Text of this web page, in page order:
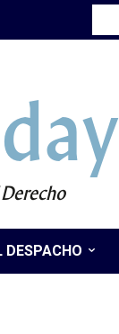
DESPACHO